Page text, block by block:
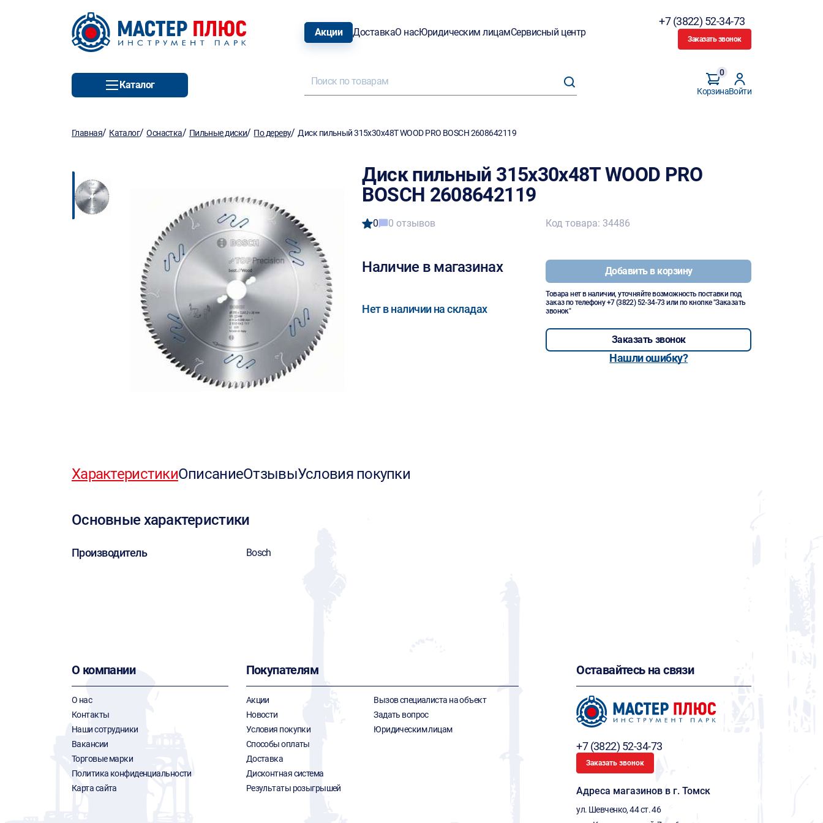
Акции ДоставкаО насЮридическим лицамСервисный центр
+7 (3822) 52-34-73
Заказать звонок
Каталог
Корзина
0
Войти
Главная/ Каталог/Оснастка/ Пильные диски/ По дереву/Диск пильный 315х30х48Т WOOD PRO BOSCH 2608642119
Диск пильный 315х30х48Т WOOD PRO
BOSCH 2608642119
0 0 отзывов
Наличие в магазинах
Нет в наличии на складах
Код товара: 34486
Добавить в корзину
Товара нет в наличии, уточняйте возможность поставки под
заказ по телефону+7 (3822) 52-34-73 или по кнопке "Заказать
звонок"
Заказать звонок
Нашли ошибку?
ХарактеристикиОписаниеОтзывыУсловия покупки
Основные характеристики
Производитель Bosch
О компании
О нас
Контакты
Наши сотрудники
Вакансии
Торговые марки
Политика конфиденциальности
Карта сайта
Покупателям
Акции
Новости
Условия покупки
Способы оплаты
Доставка
Дисконтная система
Результаты розыгрышей
Вызов специалиста на объект
Задать вопрос
Юридическим лицам
Оставайтесь на связи
+7 (3822) 52-34-73
Заказать звонок
Адреса магазинов в г. Томск
ул. Шевченко, 44 ст. 46